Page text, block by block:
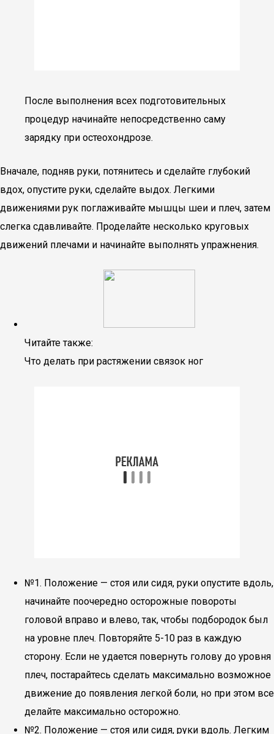
После выполнения всех подготовительных
процедур начинайте непосредственно саму
зарядку при остеохондрозе.
Вначале, подняв руки, потянитесь и сделайте глубокий
вдох, опустите руки, сделайте выдох. Легкими
движениями рук поглаживайте мышцы шеи и плеч, затем
слегка сдавливайте. Проделайте несколько круговых
движений плечами и начинайте выполнять упражнения.
Читайте также:
Что делать при растяжении связок ног
№1. Положение — стоя или сидя, руки опустите вдоль,
начинайте поочередно осторожные повороты
головой вправо и влево, так, чтобы подбородок был
на уровне плеч. Повторяйте 5-10 раз в каждую
сторону. Если не удается повернуть голову до уровня
плеч, постарайтесь сделать максимально возможное
движение до появления легкой боли, но при этом все
делайте максимально осторожно.
№2. Положение — стоя или сидя, руки вдоль. Легким